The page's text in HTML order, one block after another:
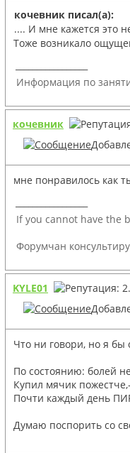
кочевник писал(а):
.... И мне кажется это
Тоже возникало
Информация по
кочевник
мне понравилось как
If you cannot have the
Форумчан
KYLE01
Что ни говори, но я бы
По состоянию: болей
Купил мячик
Почти каждый день
Думаю поспорить со